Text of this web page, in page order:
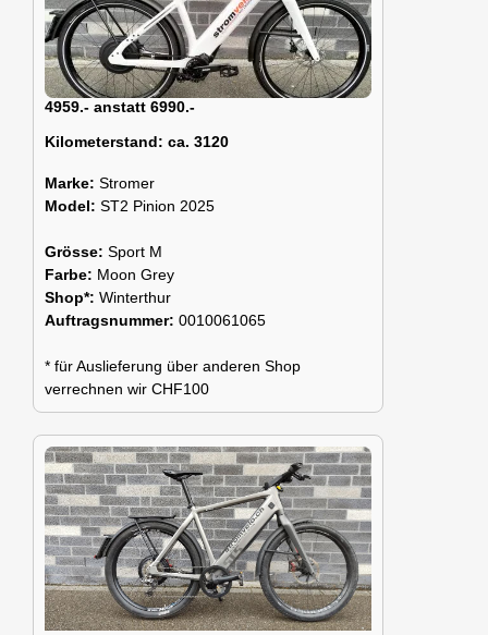
4959.- anstatt 6990.-
Kilometerstand: ca. 3120
Marke: Stromer
Model: ST2 Pinion 2025
Grösse: Sport M
Farbe: Moon Grey
Shop*: Winterthur
Auftragsnummer: 0010061065
* für Auslieferung über anderen Shop
verrechnen wir CHF100